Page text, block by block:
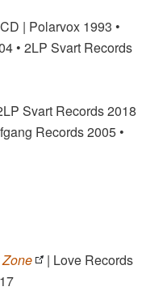
| Polarvox 1993 •
• 2LP Svart Records
Svart Records 2018
Records 2005 •
| Love Records